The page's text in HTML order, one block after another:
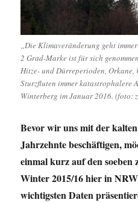
„Die Klimaveränderung geht
2 Grad-Marke ist für sich
Hitze- und Dürreperioden, Orkane,
Sturzfluten immer katastrophalere
Winterberg im Januar 2016. (foto:
Bevor wir uns mit der
Jahrzehnte beschäftigen,
einmal kurz auf den soeben
Winter 2015/16 hier in
wichtigsten Daten